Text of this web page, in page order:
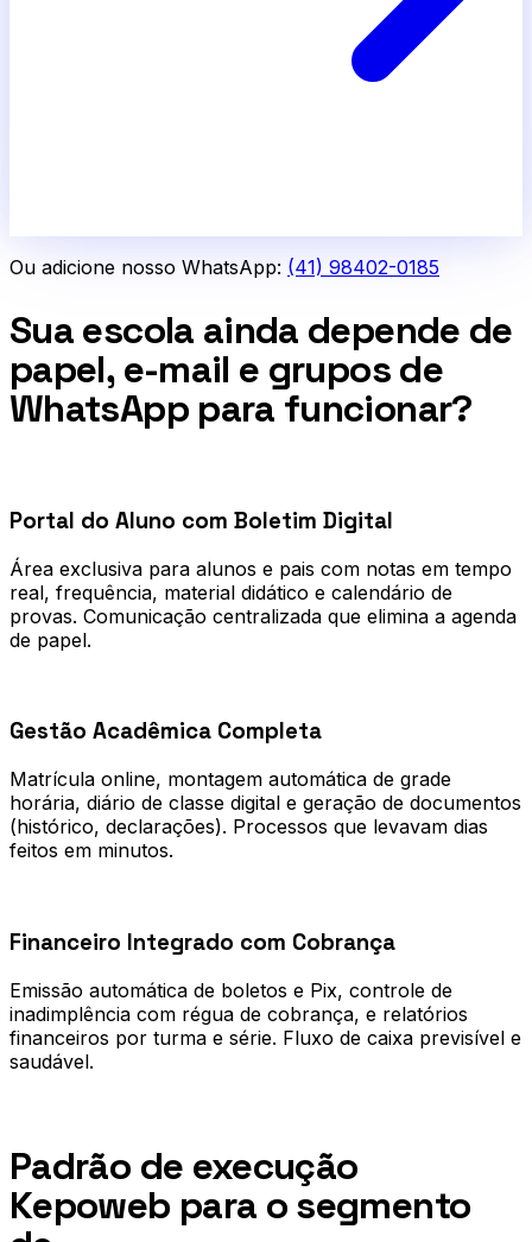
Ou adicione nosso WhatsApp: (41) 98402-0185
Sua escola ainda depende de
papel, e-mail e grupos de
WhatsApp para funcionar?
Portal do Aluno com Boletim Digital
Área exclusiva para alunos e pais com notas em tempo
real, frequência, material didático e calendário de
provas. Comunicação centralizada que elimina a agenda
de papel.
Gestão Acadêmica Completa
Matrícula online, montagem automática de grade
horária, diário de classe digital e geração de documentos
(histórico, declarações). Processos que levavam dias
feitos em minutos.
Financeiro Integrado com Cobrança
Emissão automática de boletos e Pix, controle de
inadimplência com régua de cobrança, e relatórios
financeiros por turma e série. Fluxo de caixa previsível e
saudável.
Padrão de execução
Kepoweb para o segmento